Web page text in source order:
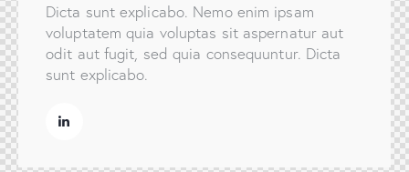
Dicta sunt explicabo. Nemo enim ipsam
voluptatem quia voluptas sit aspernatur aut
odit aut fugit, sed quia consequuntur. Dicta
sunt explicabo.